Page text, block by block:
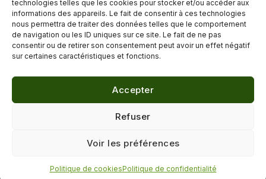
technologies telles que les cookies pour stocker et/ou accéder aux
informations des appareils. Le fait de consentir à ces technologies
nous permettra de traiter des données telles que le comportement
de navigation ou les ID uniques sur ce site. Le fait de ne pas
consentir ou de retirer son consentement peut avoir un effet négatif
sur certaines caractéristiques et fonctions.
Accepter
Refuser
Voir les préférences
Politique de cookiesPolitique de confidentialité
←Articolo precedente Articolo successivo→
Confidentialité·